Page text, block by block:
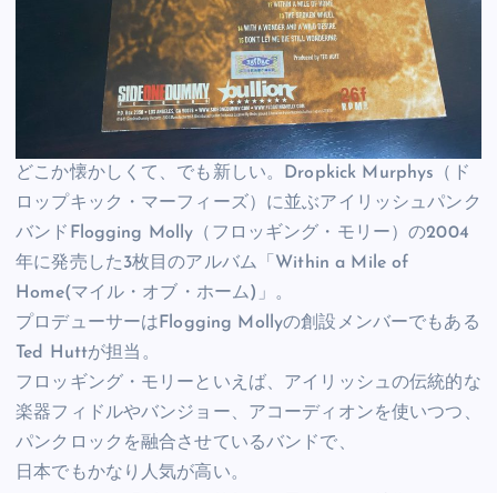
どこか懐かしくて、でも新しい。Dropkick Murphys（ド
ロップキック・マーフィーズ）に並ぶアイリッシュパンク
バンドFlogging Molly（フロッギング・モリー）の2004
年に発売した3枚目のアルバム「Within a Mile of
Home(マイル・オブ・ホーム)」。
プロデューサーはFlogging Mollyの創設メンバーでもある
Ted Huttが担当。
フロッギング・モリーといえば、アイリッシュの伝統的な
楽器フィドルやバンジョー、アコーディオンを使いつつ、
パンクロックを融合させているバンドで、
日本でもかなり人気が高い。